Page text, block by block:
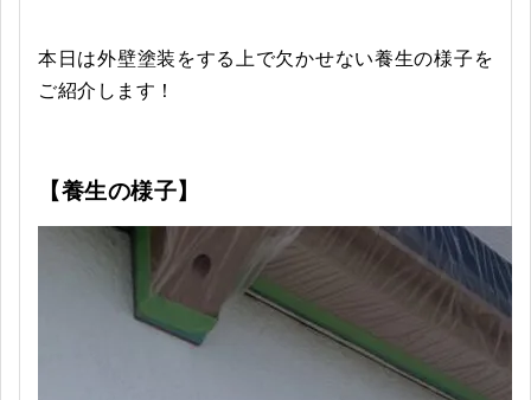
本日は外壁塗装をする上で欠かせない養生の様子を
ご紹介します！
【養生の様子】